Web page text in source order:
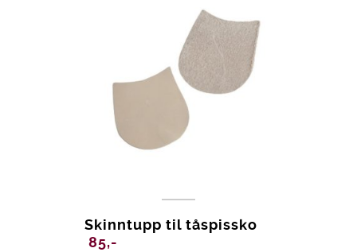
Skinntupp til tåspissko
85,-